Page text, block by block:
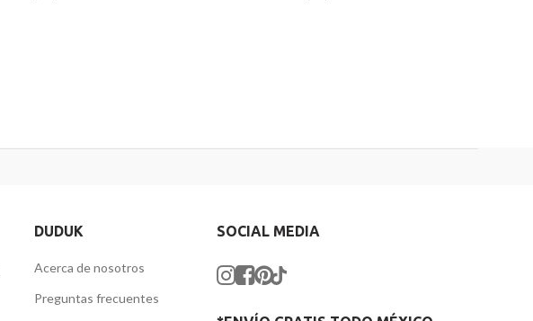
DUDUK
Acerca de nosotros
Preguntas frecuentes
SOCIAL MEDIA